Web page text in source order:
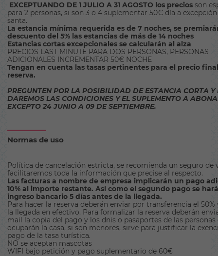
EXCEPTUANDO DE 1 JULIO A 31 AGOSTO los precios son
para 2 personas, si son 3 o 4 suplementar 50€ día a
santa.
La estancia mínima requerida es de 7 noches, se
descuento del 5% las estancias de más de 14 noches
Estancias cortas excepcionales se calcularán al alza
PRECIOS LAST MINUTE PARA DOS PERSONAS, PERSONAS
ADICIONALES INCREMENTAR 50€ NOCHE
Tengan en cuenta las tasas pertinentes para el precio
reserva.
PREGUNTEN POR LA POSIBILIDAD DE ESTANCIA CORTA Y
DAREMOS LAS CONDICIONES Y EL SUPLEMENTO A
EXCEPTO 24 JUNIO A 09 DE SEPTIEMBRE.
Normas de uso
Política de cancelación estricta, se recomienda un seguro de
facilitaremos toda la información que precise al respecto.
Las facturas a nombre de empresa implicarán un pago
10% al importe restante. Así como el segundo pago se
ingreso bancario 5 días antes de la llegada.
Para hacer la reserva deberán enviar por transferencia el 50%
la llegada en efectivo. Para formalizar la reserva deberán
mail la copia del pago y los dnis o pasaportes de las personas
ocuparán la casa, si son menores, sirve para justificar la
pago de la tasa turística.
NO se aceptan mascotas
WIFI bajo petición y pago suplementario de 60€